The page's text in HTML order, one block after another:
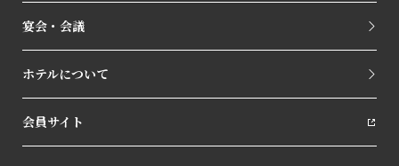
宴会・会議
ホテルについて
会員サイト